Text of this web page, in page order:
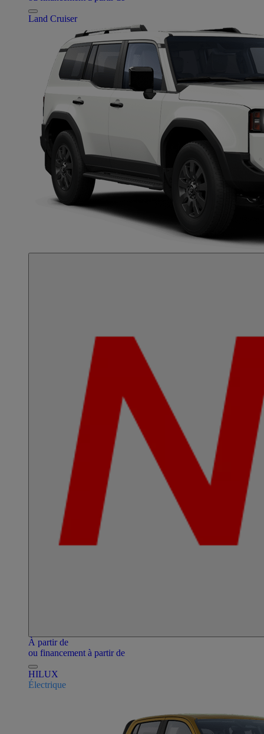
Land Cruiser
À partir de
ou financement à partir de
HILUX
Électrique